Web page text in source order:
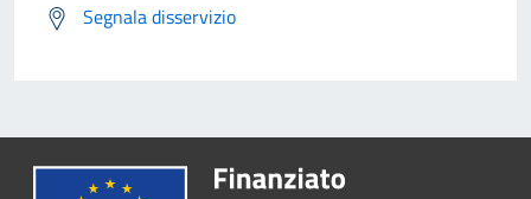
Segnala disservizio